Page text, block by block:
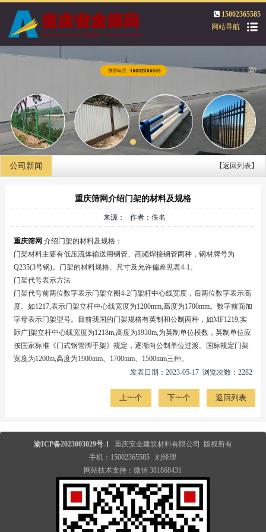
15002365585
网站导航
公司新闻 【返回列表】
重庆筛网介绍门架的材料及规格
来源： 作者：佚名
重庆筛网 介绍门架的材料及规格：
门架材料主要有低压流体输送用钢管、高频焊接钢管两种，钢材牌号为
Q235(3号钢)。门架的材料规格、尺寸及允许偏差见表4-1。
门架代号表示方法
门架代号前两位数字表示门架立图4-2门架杆中心线宽度，后两位数字表示高
度。如1217,表示门架立杆中心线宽度为1200mm,高度为1700mm。数字前面加
字母表示门架型号。目前我国的门架规格有英制和公制两种，如MF1219,实
际广]架立杆中心线宽度为1218m,高度为1930m,为英制单位模数，英制单位应
按国家标准《门式钢管脚手架》规定，逐渐向公制单位过渡。国标规定门架
宽度为1200m,高度为1900mm、1700mm、1500mm三种。
发表日期：2023-05-17 浏览次数：2282
上一个 下一个 返回列表
渝ICP备2023003029号-1重庆安金建筑材料有限公司 版权所有
手机： 15002365585 刘经理
网站技术支持：微信 381868431